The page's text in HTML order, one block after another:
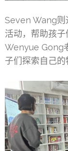
Seven Wang则
活动，帮助孩子
Wenyue Gong
子们探索自己的